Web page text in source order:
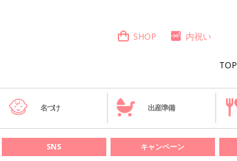
TOP
SHOP 内祝い
名づけ 出産準備
SNS キャンペーン